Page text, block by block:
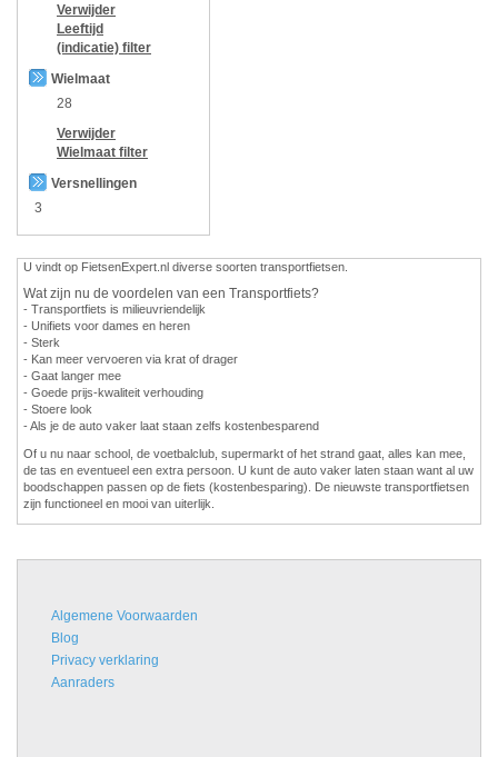
Verwijder
Leeftijd
(indicatie) filter
Wielmaat
28
Verwijder
Wielmaat filter
Versnellingen
3
U vindt op FietsenExpert.nl diverse soorten transportfietsen.
Wat zijn nu de voordelen van een Transportfiets?
- Transportfiets is milieuvriendelijk
- Unifiets voor dames en heren
- Sterk
- Kan meer vervoeren via krat of drager
- Gaat langer mee
- Goede prijs-kwaliteit verhouding
- Stoere look
- Als je de auto vaker laat staan zelfs kostenbesparend
Of u nu naar school, de voetbalclub, supermarkt of het strand gaat, alles kan mee,
de tas en eventueel een extra persoon. U kunt de auto vaker laten staan want al uw
boodschappen passen op de fiets (kostenbesparing). De nieuwste transportfietsen
zijn functioneel en mooi van uiterlijk.
Algemene Voorwaarden
Blog
Privacy verklaring
Aanraders